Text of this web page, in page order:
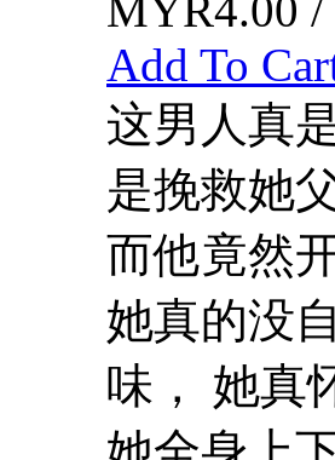
Add To
这男人真
是挽救她
而他竟然
她真的没
味， 她真